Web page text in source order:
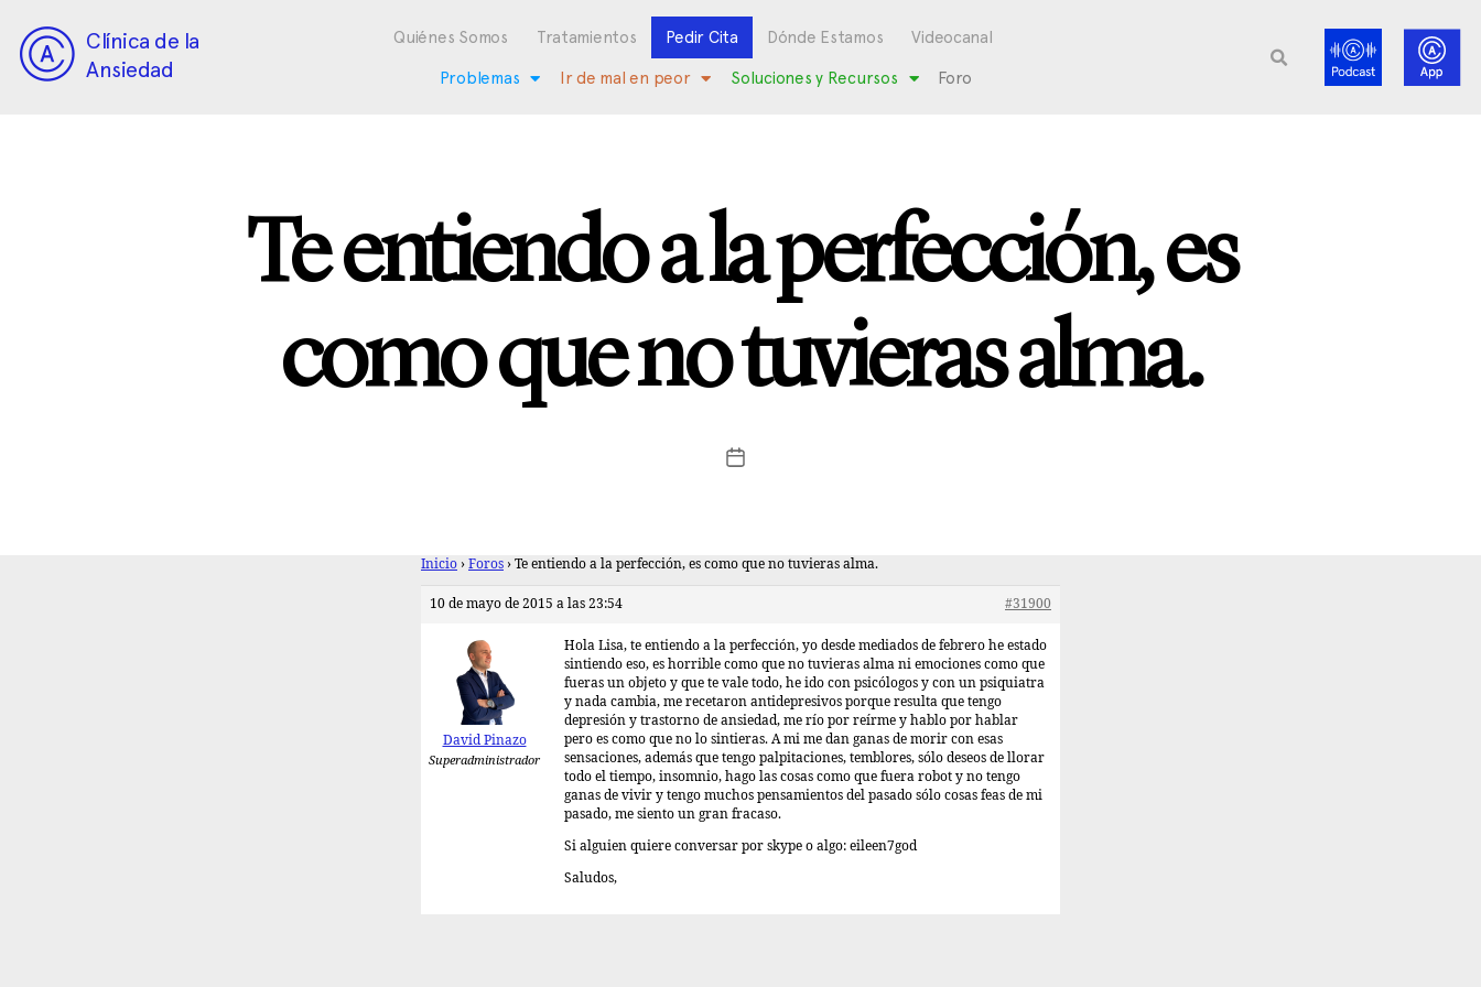
Clínica de la
Ansiedad
Quiénes Somos Tratamientos Pedir Cita Dónde Estamos Videocanal
Problemas Ir de mal en peor Soluciones y Recursos Foro
Te entiendo a la perfección, es
como que no tuvieras alma.
Inicio › Foros › Te entiendo a la perfección, es como que no tuvieras alma.
10 de mayo de 2015 a las 23:54 #31900
David Pinazo
Superadministrador
Hola Lisa, te entiendo a la perfección, yo desde mediados de febrero he estado
sintiendo eso, es horrible como que no tuvieras alma ni emociones como que
fueras un objeto y que te vale todo, he ido con psicólogos y con un psiquiatra
y nada cambia, me recetaron antidepresivos porque resulta que tengo
depresión y trastorno de ansiedad, me río por reírme y hablo por hablar
pero es como que no lo sintieras. A mi me dan ganas de morir con esas
sensaciones, además que tengo palpitaciones, temblores, sólo deseos de llorar
todo el tiempo, insomnio, hago las cosas como que fuera robot y no tengo
ganas de vivir y tengo muchos pensamientos del pasado sólo cosas feas de mi
pasado, me siento un gran fracaso.
Si alguien quiere conversar por skype o algo: eileen7god
Saludos,